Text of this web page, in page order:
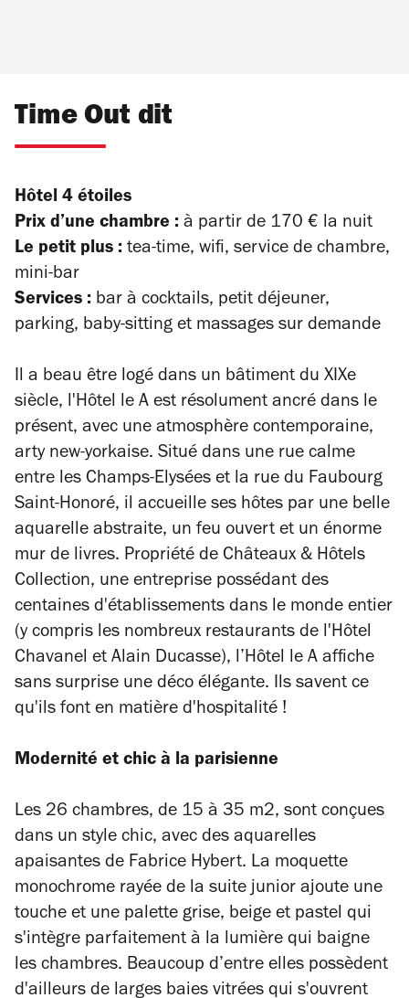
Time Out dit
Hôtel 4 étoiles
Prix d’une chambre : à partir de 170 € la nuit
Le petit plus : tea-time, wifi, service de chambre,
mini-bar
Services : bar à cocktails, petit déjeuner,
parking, baby-sitting et massages sur demande
Il a beau être logé dans un bâtiment du XIXe
siècle, l'Hôtel le A est résolument ancré dans le
présent, avec une atmosphère contemporaine,
arty new-yorkaise. Situé dans une rue calme
entre les Champs-Elysées et la rue du Faubourg
Saint-Honoré, il accueille ses hôtes par une belle
aquarelle abstraite, un feu ouvert et un énorme
mur de livres. Propriété de Châteaux & Hôtels
Collection, une entreprise possédant des
centaines d'établissements dans le monde entier
(y compris les nombreux restaurants de l'Hôtel
Chavanel et Alain Ducasse), l’Hôtel le A affiche
sans surprise une déco élégante. Ils savent ce
qu'ils font en matière d'hospitalité !
Modernité et chic à la parisienne
Les 26 chambres, de 15 à 35 m2, sont conçues
dans un style chic, avec des aquarelles
apaisantes de Fabrice Hybert. La moquette
monochrome rayée de la suite junior ajoute une
touche et une palette grise, beige et pastel qui
s'intègre parfaitement à la lumière qui baigne
les chambres. Beaucoup d’entre elles possèdent
d'ailleurs de larges baies vitrées qui s'ouvrent